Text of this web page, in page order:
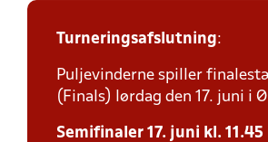
Turneringsafslutning:
Puljevinderne spiller
(Finals) lørdag den 17. juni i
Semifinaler 17. juni kl.